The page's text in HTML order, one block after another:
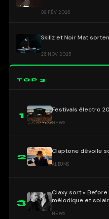
09 FÉV 2026
Skillz et Noir Mat
26 NOV 2025
TOP 3
1
Festivals électro
NEWS
2
Claptone dévoile
ALBUMS
3
Claxy sort « Before
mélodique et
NEWS